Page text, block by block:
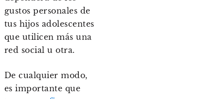
gustos personales de
tus hijos adolescentes
que utilicen más una
red social u otra.
De cualquier modo,
es importante que